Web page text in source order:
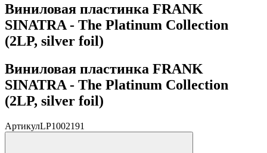
Виниловая пластинка FRANK
SINATRA - The Platinum Collection
(2LP, silver foil)
Виниловая пластинка FRANK
SINATRA - The Platinum Collection
(2LP, silver foil)
АртикулLP1002191